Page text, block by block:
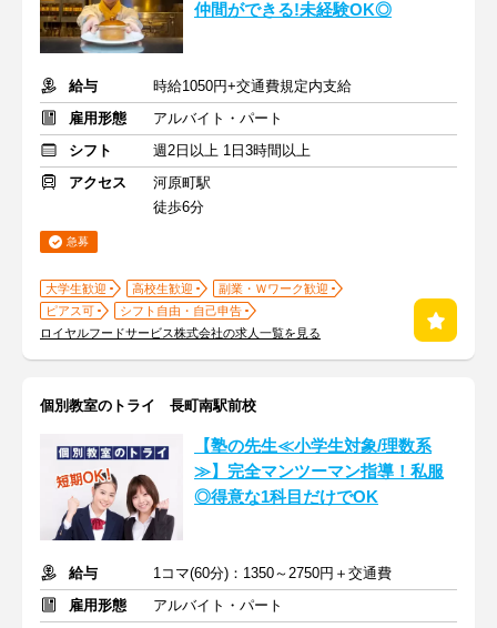
仲間ができる!未経験OK◎
給与
時給1050円+交通費規定内支給
雇用形態
アルバイト・パート
シフト
週2日以上 1日3時間以上
アクセス
河原町駅
徒歩6分
急募
大学生歓迎 高校生歓迎
副業・Ｗワーク歓迎
ピアス可
シフト自由・自己申告
ロイヤルフードサービス株式会社の求人一覧を見る
個別教室のトライ 長町南駅前校
【塾の先生≪小学生対象/理数系
≫】完全マンツーマン指導！私服
◎得意な1科目だけでOK
給与
1コマ(60分)：1350～2750円＋交通費
雇用形態
アルバイト・パート